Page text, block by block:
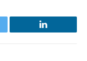
LinkedIn